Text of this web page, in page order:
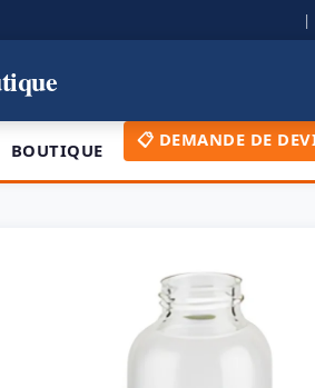
BOUTIQUE 📋 DEMANDE DE